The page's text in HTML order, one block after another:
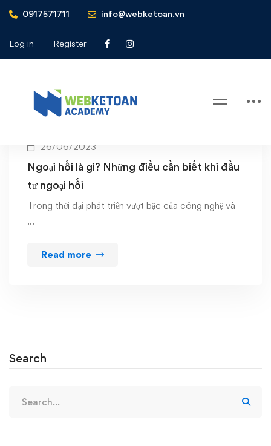
0917571711 info@webketoan.vn
Log in Register
Home Forex
Tag: Forex
26/06/2023
Ngoại hối là gì? Những điều cần biết khi đầu
tư ngoại hối
Trong thời đại phát triển vượt bậc của công nghệ và
…
Read more
Search
for: